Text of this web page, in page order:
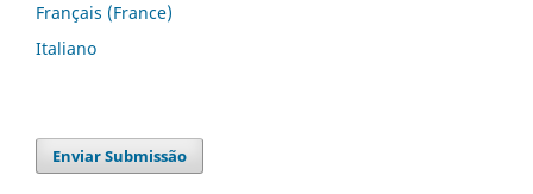
Français (France)
Italiano
Enviar Submissão